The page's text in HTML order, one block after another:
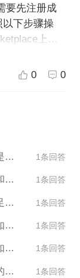
要先注册成
以下步骤操
上接受订
物流解决方
们能够按
0 0
Walmart加拿大站平台上的订单处理流程是什么样的？ 1条回答
如何在Walmart加拿大站平台上处理发票和税收问题？ 1条回答
在Walmart加拿大站平台上，卖家需要满足哪些要求才能销售产品？ 1条回答
Walmart加拿大站平台上的客户支持服务如何运作？ 1条回答
Walmart加拿大站平台上的优惠券和折扣如何使用？ 1条回答
我如何在Walmart加拿大站平台上管理我的产品库存？ 1条回答